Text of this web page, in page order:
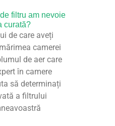
filtru am nevoie
curată?
de care aveți
camerei
de aer care
în camere
să determinați
a filtrului